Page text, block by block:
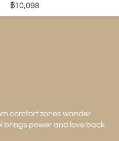
฿10,098
comfort zones wander
brings power and love back